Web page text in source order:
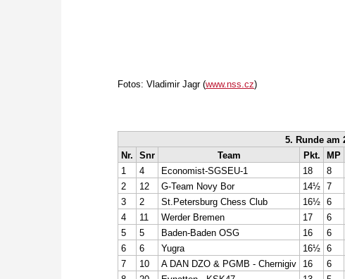
Fotos: Vladimir Jagr (www.nss.cz)
5. Runde am
Nr.
Snr Team Pkt. MP
1
4 Economist-SGSEU-1 18 8
2
12 G-Team Novy Bor 14½ 7
3
2 St.Petersburg Chess Club 16½ 6
4
11 Werder Bremen 17 6
5
5 Baden-Baden OSG 16 6
6
6 Yugra 16½ 6
7
10 A DAN DZO & PGMB - Chernigiv 16 6